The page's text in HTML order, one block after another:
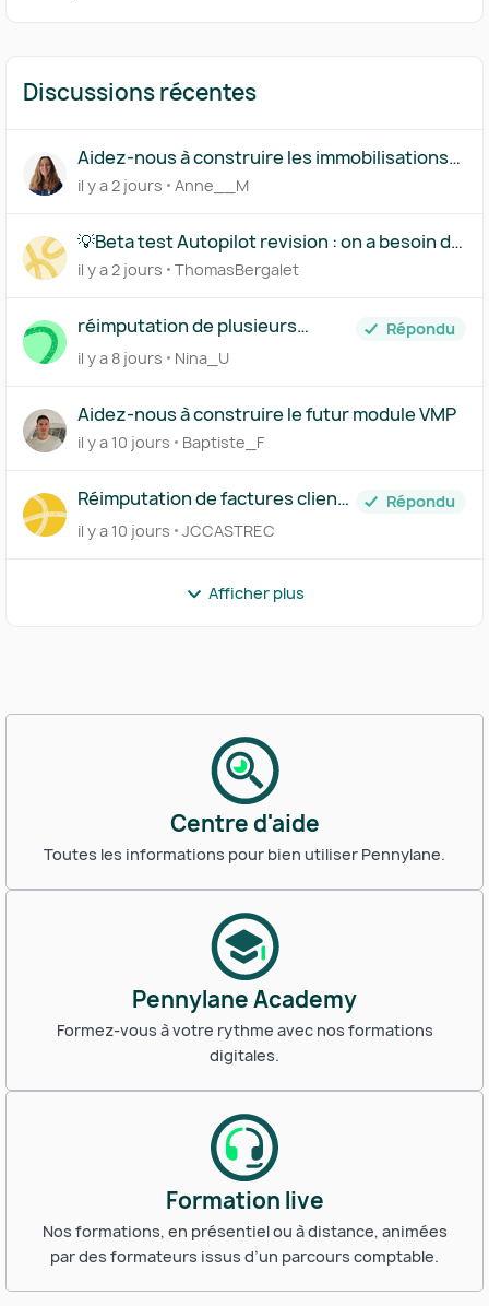
Discussions récentes
Aidez-nous à construire les immobilisations
par composants
il y a 2 jours Anne__M
💡Beta test Autopilot revision : on a besoin de
vous !
il y a 2 jours ThomasBergalet
réimputation de plusieurs
achats en CC d'associé
Répondu
il y a 8 jours
Nina_U
Aidez-nous à construire le futur module VMP
il y a 10 jours Baptiste_F
Réimputation de factures clients
générée sur Pennylane
interdite!
Répondu
il y a 10 jours
JCCASTREC
Afficher plus
Centre d'aide
Toutes les informations pour bien utiliser Pennylane.
Pennylane Academy
Formez-vous à votre rythme avec nos formations
digitales.
Formation live
Nos formations, en présentiel ou à distance, animées
par des formateurs issus d’un parcours comptable.